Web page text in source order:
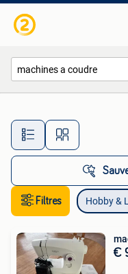
Filtres Hobby &
€